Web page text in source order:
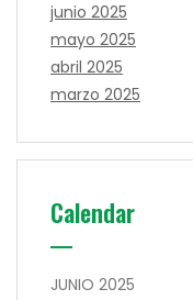
junio 2025
mayo 2025
abril 2025
marzo 2025
Calendar
JUNIO 2025